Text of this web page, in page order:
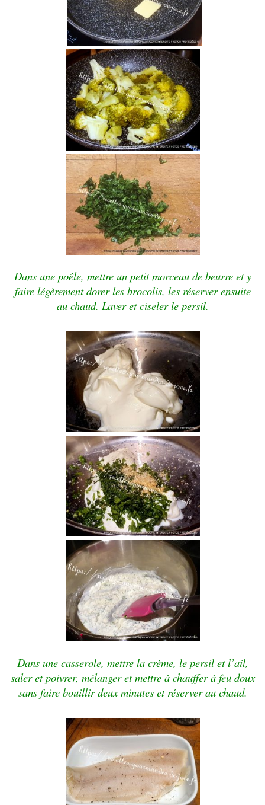
Dans une poêle, mettre un petit morceau de beurre et y
faire légèrement dorer les brocolis, les réserver ensuite
au chaud. Laver et ciseler le persil.
Dans une casserole, mettre la crème, le persil et l’ail,
saler et poivrer, mélanger et mettre à chauffer à feu doux
sans faire bouillir deux minutes et réserver au chaud.